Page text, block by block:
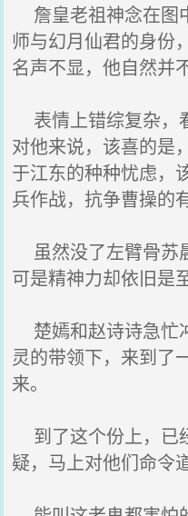
詹皇老祖神念在图
师与幻月仙君的身份
名声不显，他自然并
表情上错综复杂，
对他来说，该喜的是
于江东的种种忧虑，
兵作战，抗争曹操的
虽然没了左臂骨苏
可是精神力却依旧是
楚嫣和赵诗诗急忙
灵的带领下，来到了
来。
到了这个份上，已
疑，马上对他们命令道